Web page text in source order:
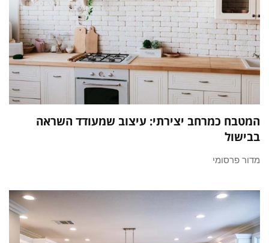
המטבח כמרחב יצירתי: עיצוב שמעודד השראה
בבישול
מדור פרסומי